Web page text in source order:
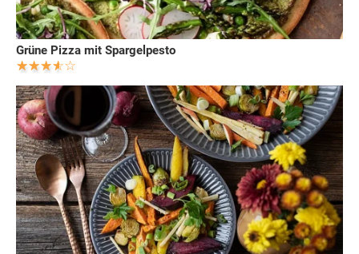
Grüne Pizza mit Spargelpesto